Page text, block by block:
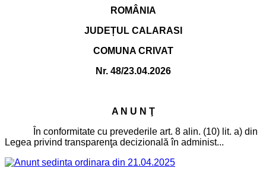
ROMÂNIA
JUDEȚUL CALARASI
COMUNA CRIVAT
Nr. 48/23.04.2026
A N U N Ţ
În conformitate cu prevederile art. 8 alin. (10) lit. a) din
Legea privind transparenţa decizională în administ...